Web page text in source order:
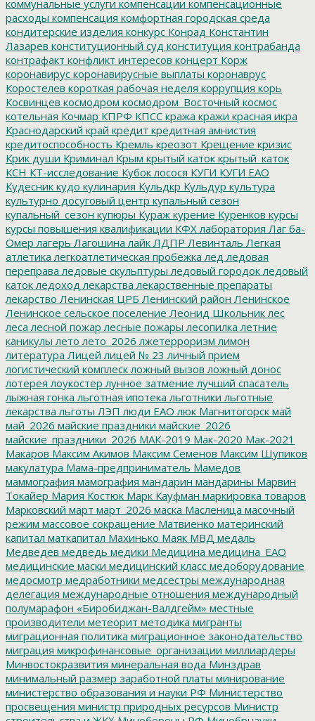
коммунальные услуги компенсации компенсационные
расходы компенсация комфортная городская среда
кондитерские изделия конкурс Конрад Константин
Лазарев конституционный суд конституция контрабанда
контрафакт конфликт интересов концерт Корж
коронавирус коронавирусные выплаты коронаврус
Коростелев короткая рабочая неделя коррупция корь
Косвинцев космодром космодром_Восточный космос
котельная Кочмар КПРФ КПСС кража кражи красная икра
Краснодарский край кредит кредитная амнистия
кредитоспособность Кремль креозот Крещение кризис
Крик души Криминал Крым крытый каток крытый_каток
КСН КТ-исследование Кубок лосося КУГИ КУГИ ЕАО
Кудесник кудо кулинария Кульдкр Кульдур культура
культурно досуговый центр купальный сезон
купальный_сезон купюры Кураж курение Куренков курсы
курсы повышения квалификации КФХ лаборатория Лаг ба-
Омер лагерь Лагошина лайк ЛДПР Левинталь Легкая
атлетика легкоатлетическая пробежка лед ледовая
переправа ледовые скульптуры ледовый городок ледовый
каток ледоход лекарства лекарственные препараты
лекарство Ленинская ЦРБ Ленинский район Ленинское
Ленинское сельское поселение Леонид Школьник лес
леса лесной пожар лесные пожары лесопилка летние
каникулы лето лето_2026 лжетерроризм лимон
литература Лицей лицей № 23 личный прием
логистический комплеск ложный вызов ложный донос
лотерея лоукостер лунное затмение лучший спасатель
лыжная гонка льготная ипотека льготники льготные
лекарства льготы ЛЭП люди ЕАО люк Магнитогорск май
май_2026 майские праздники майские_2026
майские_праздники_2026 МАК-2019 Мак-2020 Мак-2021
Макаров Максим Акимов Максим Семенов Максим Шупиков
макулатура Мама-предприниматель Мамедов
маммография мамография мандарин мандарины Марвин
Токайер Мария Костюк Марк Кауфман маркировка товаров
Марковский март март_2026 маска Масленица масочный
режим массовое сокращение Матвиенко материнский
капитал маткапитал Махинько Маяк МВД медаль
Медведев медведь медики Медицина медицина_ЕАО
медицинские маски медицинский класс медоборудование
медосмотр медработники медсестры международная
делегация международные отношения международный
полумарафон «Биробиджан-Валдгейм» местные
производители метеорит методика мигранты
миграционная политика миграционное законодательство
миграция микрофинансовые_организации миллиардеры
Минвостокразвития минеральная вода Минздрав
минимальный размер заработной платы минирование
министерство образования и науки РФ Министерство
просвещения министр природных ресурсов Министр